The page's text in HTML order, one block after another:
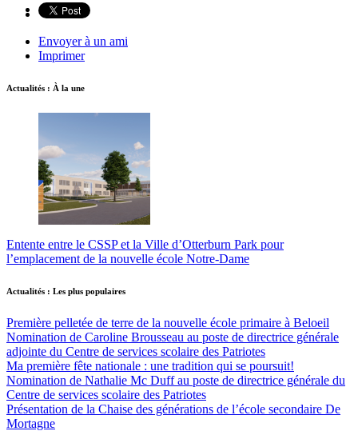
Envoyer à un ami
Imprimer
Actualités : À la une
Entente entre le CSSP et la Ville d’Otterburn Park pour
l’emplacement de la nouvelle école Notre-Dame
Actualités : Les plus populaires
Première pelletée de terre de la nouvelle école primaire à Beloeil
Nomination de Caroline Brousseau au poste de directrice générale
adjointe du Centre de services scolaire des Patriotes
Ma première fête nationale : une tradition qui se poursuit!
Nomination de Nathalie Mc Duff au poste de directrice générale du
Centre de services scolaire des Patriotes
Présentation de la Chaise des générations de l’école secondaire De
Mortagne